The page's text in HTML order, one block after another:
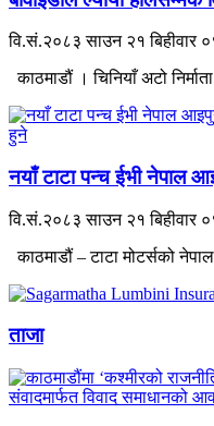
वि.सं.२०८३ साउन २१ बिहीवार
काठमाडौं । चिनियाँ अटो
नयाँ टाटा पन्च ईभी नेपाल
वि.सं.२०८३ साउन २१ बिहीवार
काठमाडौं – टाटा मोटर्सको
ताजा